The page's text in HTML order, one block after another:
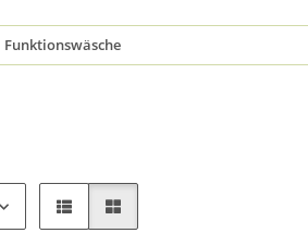
Funktionswäsche